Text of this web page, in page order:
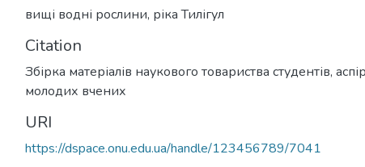
вищі водні рослини, ріка Тилігул
Citation
Збірка матеріалів наукового товариства студентів,
молодих вчених
URI
https://dspace.onu.edu.ua/handle/123456789/7041